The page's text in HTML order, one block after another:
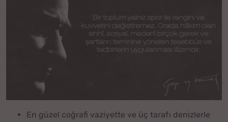
En güzel coğrafi vaziyette ve üç tarafı denizlerle